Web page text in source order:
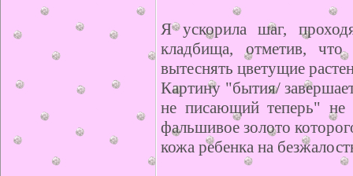
Я ускорила шаг,
кладбища, отметив,
вытеснять цветущие
Картину "бытия/
не писающий теперь" не
фальшивое золото
кожа ребенка на